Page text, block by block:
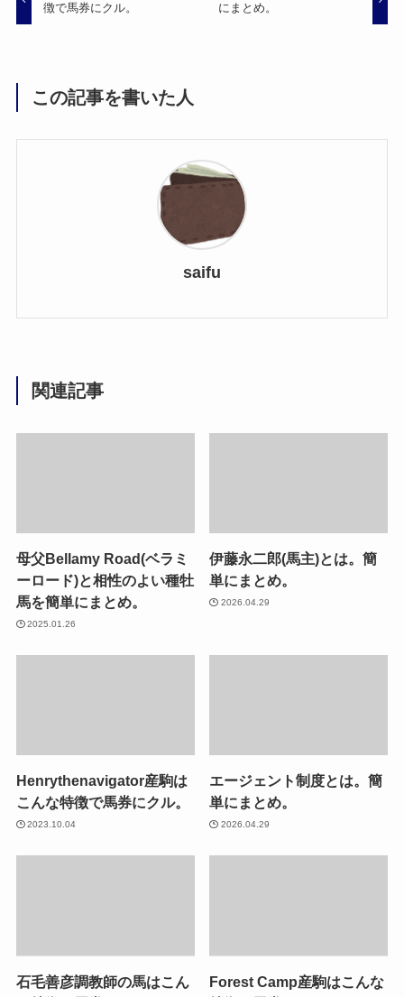
徴で馬券にクル。
にまとめ。
この記事を書いた人
saifu
関連記事
母父Bellamy Road(ベラミ
ーロード)と相性のよい種牡
馬を簡単にまとめ。
2025.01.26
伊藤永二郎(馬主)とは。簡
単にまとめ。
2026.04.29
Henrythenavigator産駒は
こんな特徴で馬券にクル。
2023.10.04
エージェント制度とは。簡
単にまとめ。
2026.04.29
石毛善彦調教師の馬はこん
Forest Camp産駒はこんな